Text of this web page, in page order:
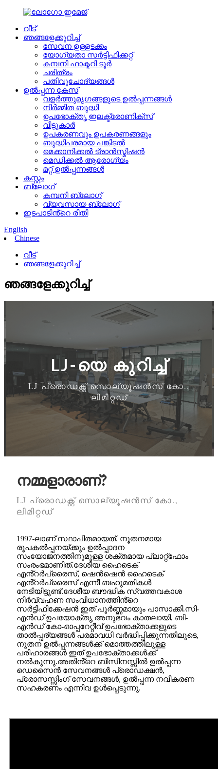
വീട്
ഞങ്ങളേക്കുറിച്ച്
സേവന ഉള്ളടക്കം
യോഗ്യതാ സർട്ടിഫിക്കറ്റ്
കമ്പനി ഫാക്ടറി ടൂർ
ചരിത്രം
പതിവുചോദ്യങ്ങൾ
ഉൽപ്പന്ന കേസ്
വളർത്തുമൃഗങ്ങളുടെ ഉൽപ്പന്നങ്ങൾ
നിർമ്മിത ബുദ്ധി
ഉപഭോക്തൃ ഇലക്ട്രോണിക്സ്
വീട്ടുകാർ
ഉപകരണവും ഉപകരണങ്ങളും
ബുദ്ധിപരമായ പങ്കിടൽ
മെക്കാനിക്കൽ ട്രാൻസ്മിഷൻ
മെഡിക്കൽ ആരോഗ്യം
മറ്റ് ഉൽപ്പന്നങ്ങൾ
കസ്റ്റം
ബ്ലോഗ്
കമ്പനി ബ്ലോഗ്
വ്യവസായ ബ്ലോഗ്
ഇടപാടിൻ്റെ രീതി
English
Chinese
വീട്
ഞങ്ങളേക്കുറിച്ച്
ഞങ്ങളേക്കുറിച്ച്
LJ-യെ കുറിച്ച്
LJ പ്രൊഡക്റ്റ് സൊല്യൂഷൻസ് കോ.,
ലിമിറ്റഡ്
നമ്മളാരാണ്?
LJ പ്രൊഡക്റ്റ് സൊല്യൂഷൻസ് കോ.,
ലിമിറ്റഡ്
1997-ലാണ് സ്ഥാപിതമായത്. നൂതനമായ
രൂപകൽപ്പനയ്ക്കും ഉൽപ്പാദന
സംയോജനത്തിനുമുള്ള ശക്തമായ പ്ലാറ്റ്ഫോം
സംരംഭമാണിത്.ദേശീയ ഹൈടെക്
എൻ്റർപ്രൈസ്, ഷെൻഷെൻ ഹൈടെക്
എൻ്റർപ്രൈസ് എന്നീ ബഹുമതികൾ
നേടിയിട്ടുണ്ട്.ദേശീയ ബൗദ്ധിക സ്വത്തവകാശ
നിർവ്വഹണ സംവിധാനത്തിൻ്റെ
സർട്ടിഫിക്കേഷൻ ഇത് പൂർണ്ണമായും പാസാക്കി.സി-
എൻഡ് ഉപയോക്തൃ അനുഭവം കാതലായി, ബി-
എൻഡ് കോ-ഓപ്പറേറ്റീവ് ഉപഭോക്താക്കളുടെ
താൽപ്പര്യങ്ങൾ പരമാവധി വർദ്ധിപ്പിക്കുന്നതിലൂടെ,
നൂതന ഉൽപ്പന്നങ്ങൾക്ക് മൊത്തത്തിലുള്ള
പരിഹാരങ്ങൾ ഇത് ഉപഭോക്താക്കൾക്ക്
നൽകുന്നു.അതിൻ്റെ ബിസിനസ്സിൽ ഉൽപ്പന്ന
ഡെസൈൻ സേവനങ്ങൾ പ്രൊഡക്ഷൻ,
പ്രോസസ്സിംഗ് സേവനങ്ങൾ, ഉൽപ്പന്ന നവീകരണ
സഹകരണം എന്നിവ ഉൾപ്പെടുന്നു.